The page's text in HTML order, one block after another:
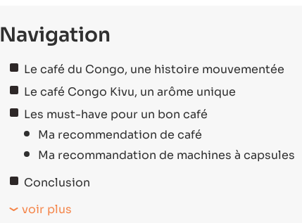
Navigation
Le café du Congo, une histoire mouvementée
Le café Congo Kivu, un arôme unique
Les must-have pour un bon café
Ma recommendation de café
Ma recommandation de machines à capsules
Conclusion
voir plus